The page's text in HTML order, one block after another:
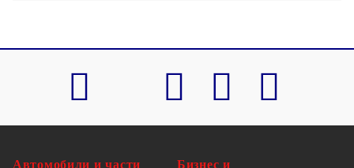
Автомобили и части
Бизнес и